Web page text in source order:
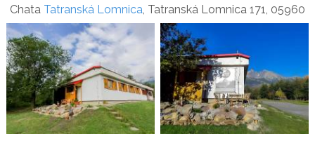
Chata Tatranská Lomnica , Tatranská Lomnica 171, 05960